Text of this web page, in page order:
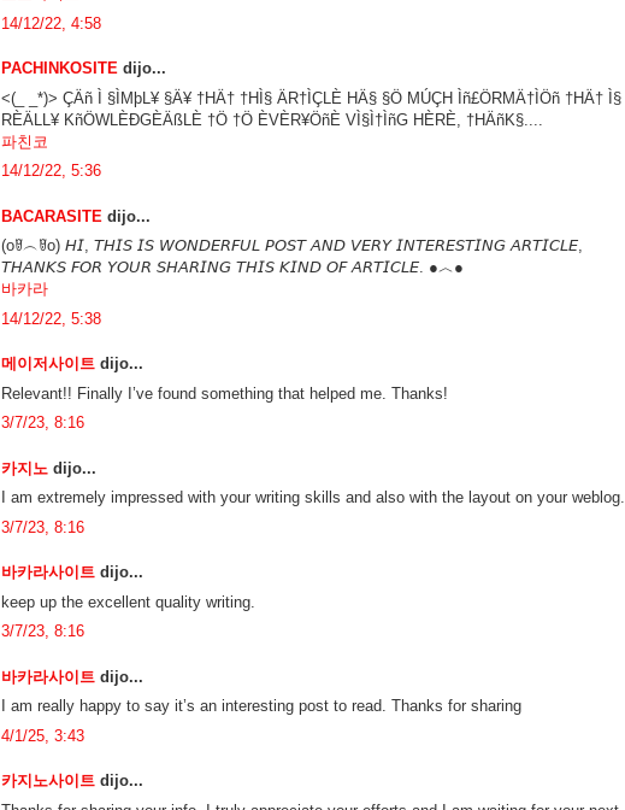
14/12/22, 4:58
PACHINKOSITE dijo...
<(_ _*)> ÇÄñ Ì §ÌMþL¥ §Ä¥ †HÄ† †HÌ§ ÄR†ÌÇLÈ HÄ§ §Ö MÚÇH Ìñ£ÖRMÄ†ÌÖñ †HÄ† Ì§
RÈÄLL¥ KñÖWLÈÐGÈÄßLÈ †Ö †Ö ÈVÈR¥ÖñÈ VÌ§Ì†ÌñG HÈRÈ, †HÄñK§....
파친코
14/12/22, 5:36
BACARASITE dijo...
(oꆤ︵ꆤo) 𝘏𝘐, 𝘛𝘏𝘐𝘚 𝘐𝘚 𝘞𝘖𝘕𝘋𝘌𝘙𝘍𝘜𝘓 𝘗𝘖𝘚𝘛 𝘈𝘕𝘋 𝘝𝘌𝘙𝘠 𝘐𝘕𝘛𝘌𝘙𝘌𝘚𝘛𝘐𝘕𝘎 𝘈𝘙𝘛𝘐𝘊𝘓𝘌,
𝘛𝘏𝘈𝘕𝘒𝘚 𝘍𝘖𝘙 𝘠𝘖𝘜𝘙 𝘚𝘏𝘈𝘙𝘐𝘕𝘎 𝘛𝘏𝘐𝘚 𝘒𝘐𝘕𝘋 𝘖𝘍 𝘈𝘙𝘛𝘐𝘊𝘓𝘌. ●︿●
바카라
14/12/22, 5:38
메이저사이트 dijo...
Relevant!! Finally I’ve found something that helped me. Thanks!
3/7/23, 8:16
카지노 dijo...
I am extremely impressed with your writing skills and also with the layout on your weblog.
3/7/23, 8:16
바카라사이트 dijo...
keep up the excellent quality writing.
3/7/23, 8:16
바카라사이트 dijo...
I am really happy to say it’s an interesting post to read. Thanks for sharing
4/1/25, 3:43
카지노사이트 dijo...